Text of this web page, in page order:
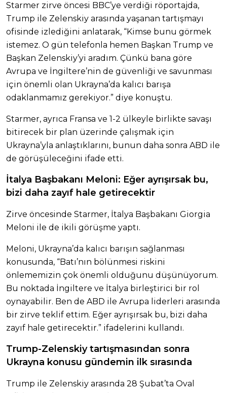
Starmer zirve öncesi BBC’ye verdiği röportajda,
Trump ile Zelenskiy arasında yaşanan tartışmayı
ofisinde izlediğini anlatarak, “Kimse bunu görmek
istemez. O gün telefonla hemen Başkan Trump ve
Başkan Zelenskiy’yi aradım. Çünkü bana göre
Avrupa ve İngiltere’nin de güvenliği ve savunması
için önemli olan Ukrayna’da kalıcı barışa
odaklanmamız gerekiyor.” diye konuştu.
Starmer, ayrıca Fransa ve 1-2 ülkeyle birlikte savaşı
bitirecek bir plan üzerinde çalışmak için
Ukrayna’yla anlaştıklarını, bunun daha sonra ABD ile
de görüşüleceğini ifade etti.
İtalya Başbakanı Meloni: Eğer ayrışırsak bu,
bizi daha zayıf hale getirecektir
Zirve öncesinde Starmer, İtalya Başbakanı Giorgia
Meloni ile de ikili görüşme yaptı.
Meloni, Ukrayna’da kalıcı barışın sağlanması
konusunda, “Batı’nın bölünmesi riskini
önlememizin çok önemli olduğunu düşünüyorum.
Bu noktada İngiltere ve İtalya birleştirici bir rol
oynayabilir. Ben de ABD ile Avrupa liderleri arasında
bir zirve teklif ettim. Eğer ayrışırsak bu, bizi daha
zayıf hale getirecektir.” ifadelerini kullandı.
Trump-Zelenskiy tartışmasından sonra
Ukrayna konusu gündemin ilk sırasında
Trump ile Zelenskiy arasında 28 Şubat’ta Oval